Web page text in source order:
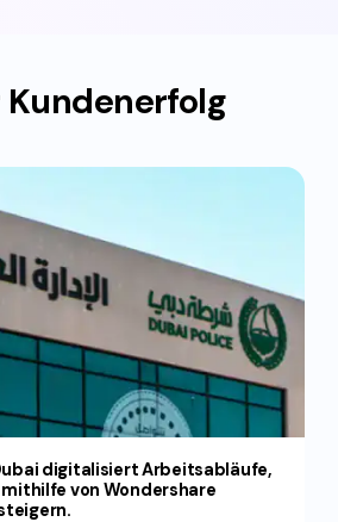
Kundenerfolg
digitalisiert Arbeitsabläufe,
von Wondershare